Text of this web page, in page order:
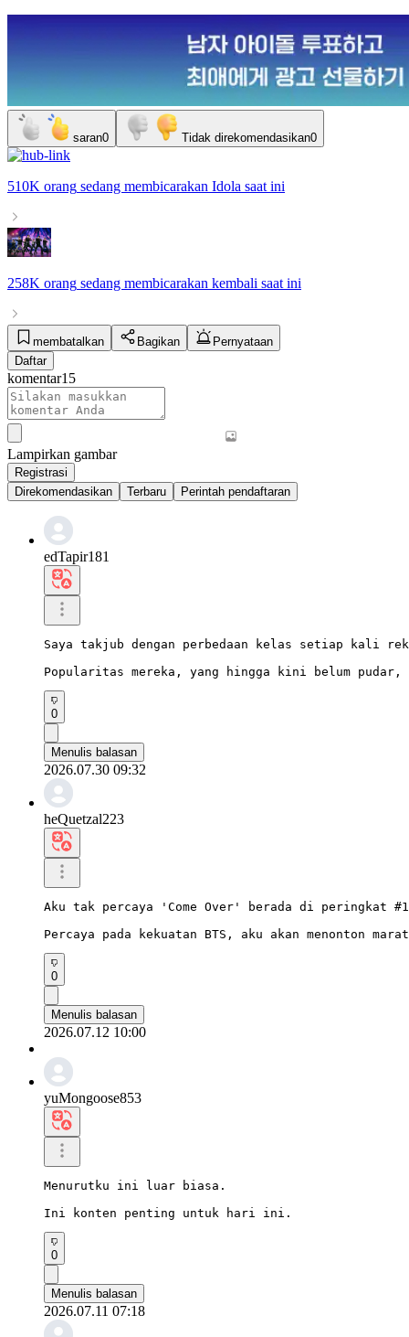
saran0 Tidak direkomendasikan0
510K orang sedang membicarakan Idola saat ini
258K orang sedang membicarakan kembali saat ini
membatalkan Bagikan
Pernyataan
Daftar
komentar15
Lampirkan gambar
Registrasi
Direkomendasikan
Terbaru Perintah pendaftaran
edTapir181
Saya takjub dengan perbedaan kelas setiap kali
Popularitas mereka, yang hingga kini belum
0
Menulis balasan
2026.07.30 09:32
heQuetzal223
Aku tak percaya 'Come Over' berada di peringkat
Percaya pada kekuatan BTS, aku akan menonton
0
Menulis balasan
2026.07.12 10:00
yuMongoose853
Menurutku ini luar biasa.
Ini konten penting untuk hari ini.
0
Menulis balasan
2026.07.11 07:18